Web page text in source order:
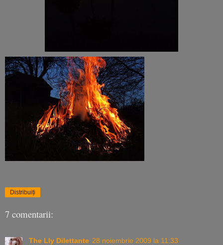
Distribuiți
7 comentarii:
The Lly Dilettante 28 noiembrie 2009 la 11:33